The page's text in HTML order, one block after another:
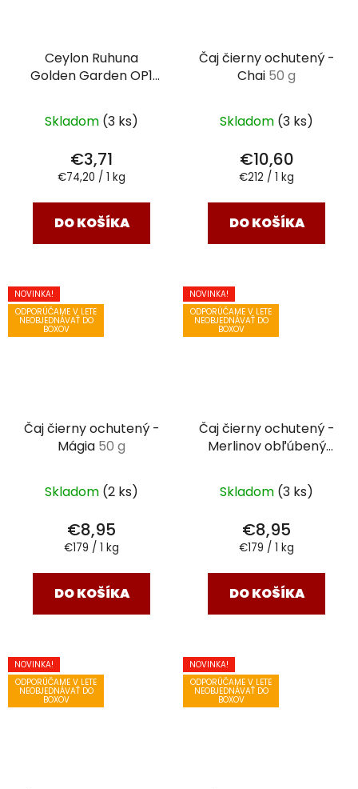
Ceylon Ruhuna
Golden Garden OP1
Skladom (3 ks)
€3,71
Jednotková
€74,20 / 1 kg
DO KOŠÍKA
Čaj čierny ochutený -
Chai 50 g
Skladom (3 ks)
€10,60
Jednotková
€212 / 1 kg
DO KOŠÍKA
NOVINKA!
ODPORÚČAME V LETE
NEOBJEDNÁVAŤ DO
BOXOV
Čaj čierny ochutený -
Mágia 50 g
Skladom (2 ks)
€8,95
Jednotková
€179 / 1 kg
DO KOŠÍKA
NOVINKA!
ODPORÚČAME V LETE
NEOBJEDNÁVAŤ DO
BOXOV
Čaj čierny ochutený -
Merlinov obľúbený
Skladom (3 ks)
€8,95
Jednotková
€179 / 1 kg
DO KOŠÍKA
NOVINKA!
ODPORÚČAME V LETE
NEOBJEDNÁVAŤ DO
BOXOV
NOVINKA!
ODPORÚČAME V LETE
NEOBJEDNÁVAŤ DO
BOXOV